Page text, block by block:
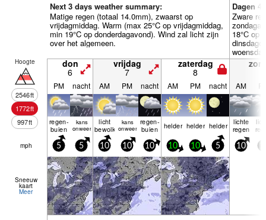
Next 3 days weather summary:
Matige regen (totaal 14.0mm), zwaarst op
vrijdagmiddag. Warm (max 25°C op vrijdagmiddag,
min 19°C op donderdagavond). Wind zal licht zijn
over het algemeen.
Dagen
Zware
18°C op
Hoogte
2546ft
1772ft
997ft
don
6
vrijdag
7
zaterdag
8
PM nacht AM PM nacht AM PM nacht AM
regen­
buien
kans
onweer
licht
bewolkt
kans
onweer
regen­
buien helder helder helder lichte
regen
mph 5 5 10 10 10 10 10 5 10
Sneeuw
kaart
Meer